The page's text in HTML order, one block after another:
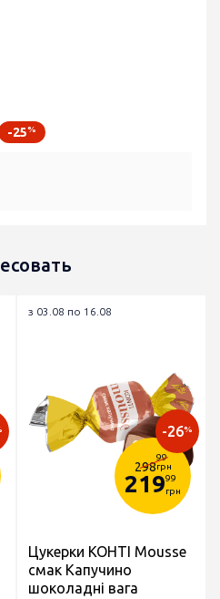
-25%
з 03.08 по 16.08
298
99
грн
21999
грн
-26%
Цукерки КОНТІ Mousse
смак Капучино
шоколадні вага